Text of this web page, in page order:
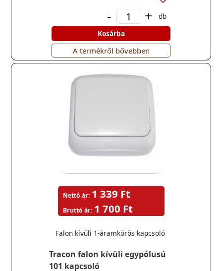
- +
db
Kosárba
A termékről bővebben
Tracon falon kívüli egypólusú
101 kapcsoló
Falon kívüli 1-áramkörös kapcsoló
Nettó ár: 1 339 Ft
Bruttó ár: 1 700 Ft